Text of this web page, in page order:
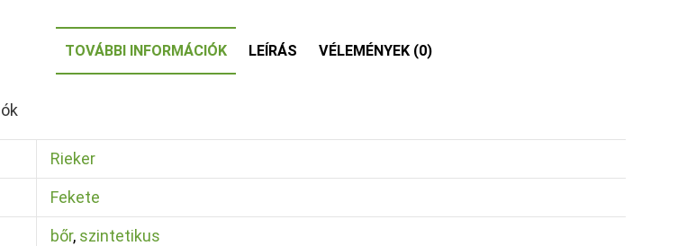
TOVÁBBI INFORMÁCIÓK LEÍRÁS VÉLEMÉNYEK (0)
Rieker
Fekete
bőr, szintetikus